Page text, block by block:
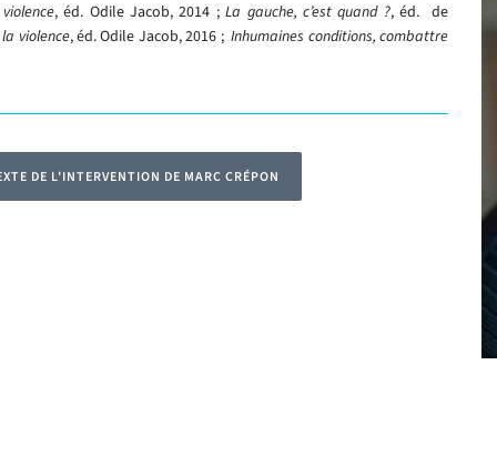
, éd. Odile Jacob, 2014 ;La gauche, c’est quand ?, éd. de
violence, éd. Odile Jacob, 2016 ;Inhumaines conditions, combattre
DE L'INTERVENTION DE MARC CRÉPON